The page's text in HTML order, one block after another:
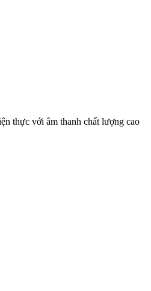
thực với âm thanh chất lượng cao